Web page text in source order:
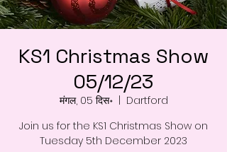
KS1 Christmas Show
05/12/23
मंगल, 05 दिस॰
  |
Dartford
Join us for the KS1 Christmas Show on
Tuesday 5th December 2023